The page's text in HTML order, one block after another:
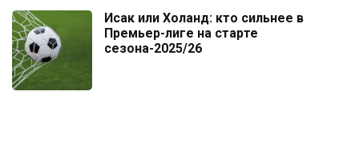
Исак или Холанд: кто сильнее в
Премьер-лиге на старте
сезона-2025/26